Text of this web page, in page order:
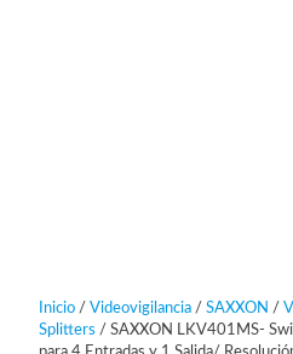
Inicio/ Videovigilancia/ SAXXON /
Splitters / SAXXON LKV401MS-